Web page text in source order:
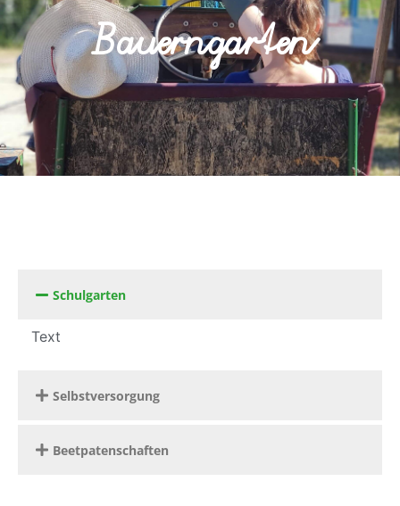
Bauerngarten
Schulgarten
Text
Selbstversorgung
Beetpatenschaften